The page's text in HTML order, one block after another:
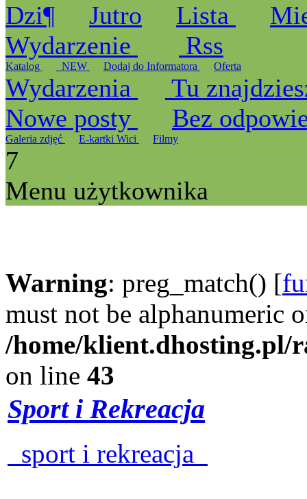
Dzi¶
Jutro Lista
Wydarzenie
Rss
Katalog _NEW Dodaj do Informatora Oferta
Wydarzenia
Tu
Nowe posty
Bez
Galeria zdjęć E-kartki Wici Filmy
7
Menu użytkownika
Warning: preg_match() [
must not be alphanumeric
/home/klient.dhosting.pl/
on line 43
Sport i Rekreacja
sport i rekreacja